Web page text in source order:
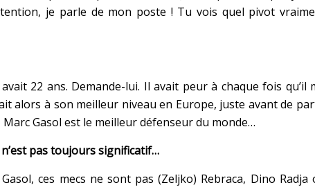
je parle de mon poste ! Tu vois quel pivot
22 ans. Demande-lui. Il avait peur à chaque fois qu’il
alors à son meilleur niveau en Europe, juste avant de
Gasol est le meilleur défenseur du monde…
pas toujours significatif…
ces mecs ne sont pas (Zeljko) Rebraca, Dino Radja